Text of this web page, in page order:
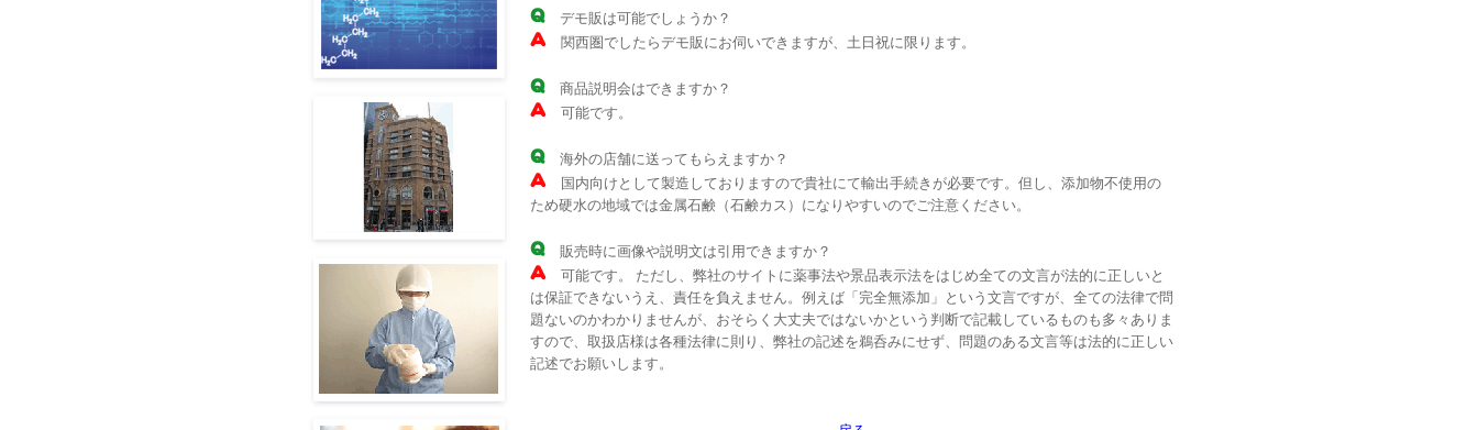
デモ販は可能でしょうか？
関西圏でしたらデモ販にお伺いできますが、土日祝に限ります。
商品説明会はできますか？
可能です。
海外の店舗に送ってもらえますか？
国内向けとして製造しておりますので貴社にて輸出手続きが必要です。但し、添加物不使用の
ため硬水の地域では金属石鹸（石鹸カス）になりやすいのでご注意ください。
販売時に画像や説明文は引用できますか？
可能です。 ただし、弊社のサイトに薬事法や景品表示法をはじめ全ての文言が法的に正しいと
は保証できないうえ、責任を負えません。例えば「完全無添加」という文言ですが、全ての法律で問
題ないのかわかりませんが、おそらく大丈夫ではないかという判断で記載しているものも多々ありま
すので、取扱店様は各種法律に則り、弊社の記述を鵜呑みにせず、問題のある文言等は法的に正しい
記述でお願いします。